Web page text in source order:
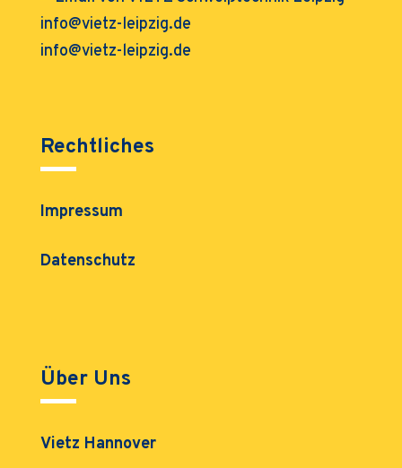
info@vietz-leipzig.de
Rechtliches
Impressum
Datenschutz
Über Uns
Vietz Hannover